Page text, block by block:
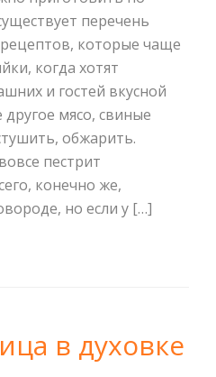
перечень
которые чаще
когда хотят
и гостей вкусной
мясо, свиные
обжарить.
пестрит
конечно же,
но если у […]
в духовке